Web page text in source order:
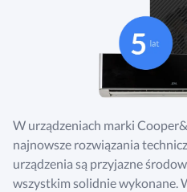
W urządzeniach marki
najnowsze rozwiązania
urządzenia są przyjazne
wszystkim solidnie wykonane.